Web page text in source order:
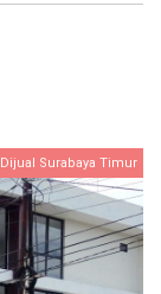
Surabaya Timur